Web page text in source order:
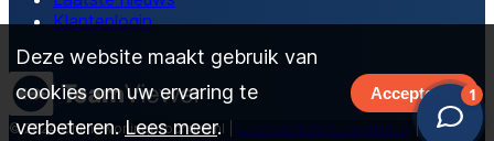
Deze website maakt gebruik van
cookies om uw ervaring te
verbeteren.Lees meer.
Accepteren
Klantenlogin
© 2024 Onlinewoningbrochure.nl | Ikzoekdebestemakelaar.nl |